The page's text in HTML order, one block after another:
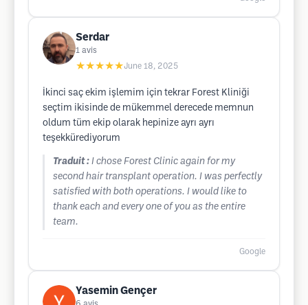
Serdar
1 avis
★★★★★June 18, 2025
İkinci saç ekim işlemim için tekrar Forest Kliniği
seçtim ikisinde de mükemmel derecede memnun
oldum tüm ekip olarak hepinize ayrı ayrı
teşekkürediyorum
Traduit : I chose Forest Clinic again for my
second hair transplant operation. I was perfectly
satisfied with both operations. I would like to
thank each and every one of you as the entire
team.
Google
Yasemin Gençer